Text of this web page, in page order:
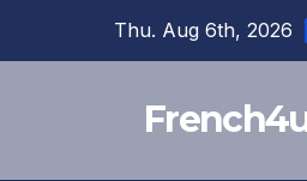
Thu. Aug 6th, 2026